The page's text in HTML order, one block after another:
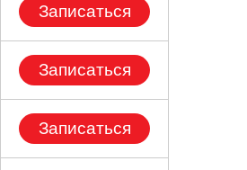
Записаться
Записаться
Записаться